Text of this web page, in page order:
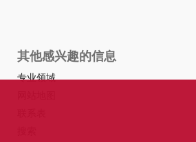
其他感兴趣的信息
专业领域